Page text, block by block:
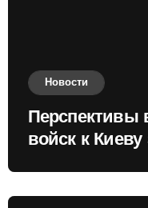
Новости
Перспективы
войск к